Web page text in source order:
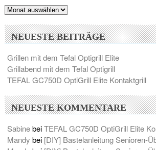
Archiv
NEUESTE BEITRÄGE
Grillen mit dem Tefal Optigrill Elite
Grillabend mit dem Tefal Optigrill
TEFAL GC750D OptiGrill Elite Kontaktgrill
NEUESTE KOMMENTARE
SabinebeiTEFAL GC750D OptiGrill Elite
Mandy bei [DIY] Bastelanleitung Senioren-